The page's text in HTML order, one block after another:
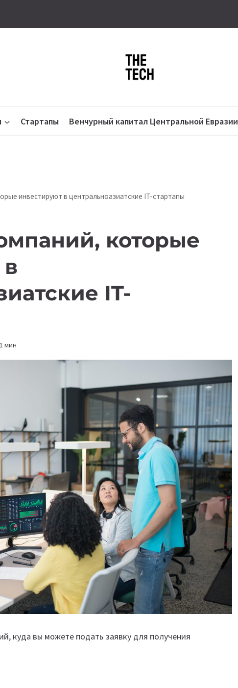
Стартапы Венчурный капитал Центральной Евразии
инвестируют в центральноазиатские IT-стартапы
которые
IT-
1 мин
куда вы можете подать заявку для получения